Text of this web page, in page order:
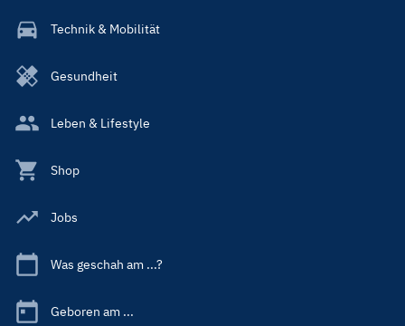
Technik & Mobilität
Gesundheit
Leben & Lifestyle
Shop
Jobs
Was geschah am ...?
Geboren am ...